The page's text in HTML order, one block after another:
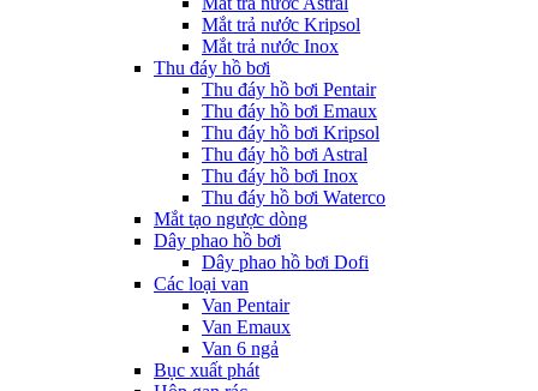
Mắt trả nước Kripsol
Mắt trả nước Inox
Thu đáy hồ bơi
Thu đáy hồ bơi Pentair
Thu đáy hồ bơi Emaux
Thu đáy hồ bơi Kripsol
Thu đáy hồ bơi Astral
Thu đáy hồ bơi Inox
Thu đáy hồ bơi Waterco
Mắt tạo ngược dòng
Dây phao hồ bơi
Dây phao hồ bơi Dofi
Các loại van
Van Pentair
Van Emaux
Van 6 ngả
Bục xuất phát